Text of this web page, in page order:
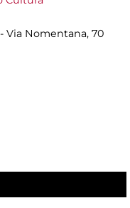
Via Nomentana, 70